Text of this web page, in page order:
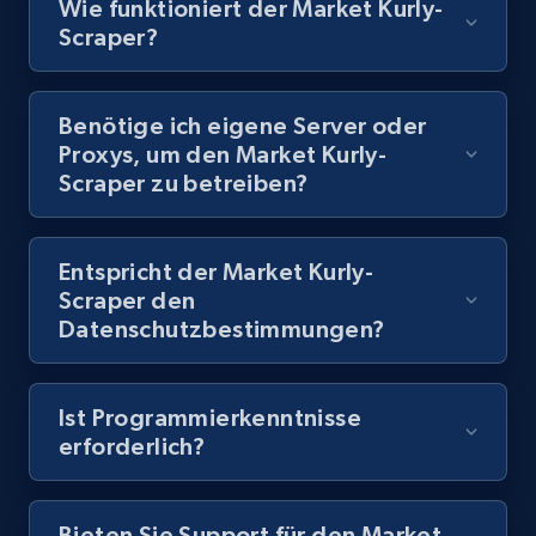
8.1K+
Youtube - Videos posts - Discovery records
by Explore page URL
URL, Title, Youtuber, Youtuber md5, Video url,
Video length, Likes, Views, and more.
8.1K+ 714+ Gratis testen
Youtube - Videos posts - Discovery videos
URL, Title, Youtuber, Youtuber md5, Video url,
Wie funktioniert der Market Kurly-
Scraper?
Benötige ich eigene Server oder
Proxys, um den Market Kurly-
Scraper zu betreiben?
Entspricht der Market Kurly-
Scraper den
Datenschutzbestimmungen?
Ist Programmierkenntnisse
erforderlich?